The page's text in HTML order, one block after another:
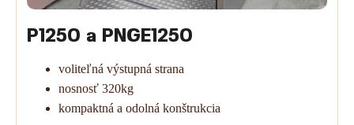
P1250 a PNGE1250
voliteľná výstupná strana
nosnosť 320kg
kompaktná a odolná konštrukcia